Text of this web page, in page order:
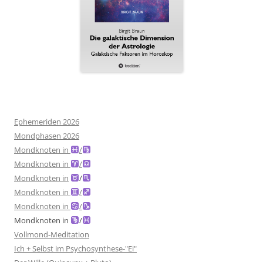
Ephemeriden 2026
Mondphasen 2026
Mondknoten in
/
Mondknoten in
/
Mondknoten in
/
Mondknoten in
/
Mondknoten in
/
Mondknoten in
/
Vollmond-Meditation
Ich + Selbst im Psychosynthese-"Ei"